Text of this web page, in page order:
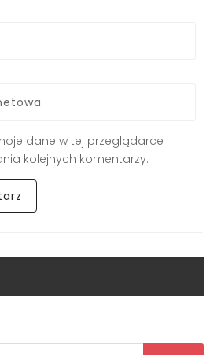
dane w tej przeglądarce
kolejnych komentarzy.